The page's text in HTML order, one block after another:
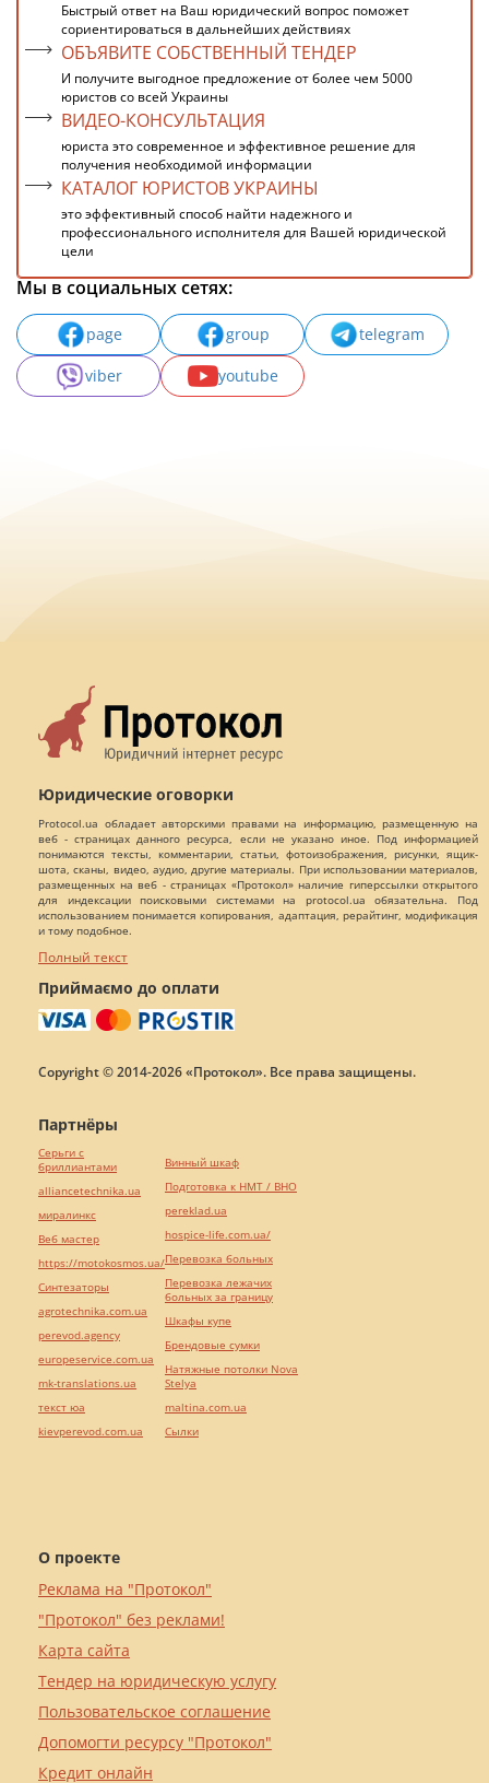
Быстрый ответ на Ваш юридический вопрос поможет
сориентироваться в дальнейших действиях
ОБЪЯВИТЕ СОБСТВЕННЫЙ ТЕНДЕР
И получите выгодное предложение от более чем 5000
юристов со всей Украины
ВИДЕО-КОНСУЛЬТАЦИЯ
юриста это современное и эффективное решение для
получения необходимой информации
КАТАЛОГ ЮРИСТОВ УКРАИНЫ
это эффективный способ найти надежного и
профессионального исполнителя для Вашей юридической
цели
Мы в социальных сетях:
page group
telegram
viber
youtube
Юридические оговорки
Protocol.ua обладает авторскими правами на информацию, размещенную на
веб - страницах данного ресурса, если не указано иное. Под информацией
понимаются тексты, комментарии, статьи, фотоизображения, рисунки, ящик-
шота, сканы, видео, аудио, другие материалы. При использовании материалов,
размещенных на веб - страницах «Протокол» наличие гиперссылки открытого
для индексации поисковыми системами на protocol.ua обязательна. Под
использованием понимается копирования, адаптация, рерайтинг, модификация
и тому подобное.
Полный текст
Приймаємо до оплати
Copyright © 2014-2026 «Протокол». Все права защищены.
О проекте
Реклама на "Протокол"
"Протокол" без реклами!
Карта сайта
Тендер на юридическую услугу
Пользовательское соглашение
Допомогти ресурсу "Протокол"
Кредит онлайн
Партнёры
Серьги с
бриллиантами
alliancetechnika.ua
миралинкс
Веб мастер
https://motokosmos.ua/
Синтезаторы
agrotechnika.com.ua
perevod.agency
europeservice.com.ua
mk-translations.ua
текст юа
kievperevod.com.ua
Винный шкаф
Подготовка к НМТ / ВНО
pereklad.ua
hospice-life.com.ua/
Перевозка больных
Перевозка лежачих
больных за границу
Шкафы купе
Брендовые сумки
Натяжные потолки Nova
Stelya
maltina.com.ua
Cылки